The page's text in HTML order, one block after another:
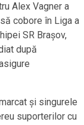
Alex Vagner a
cobore în Liga a
SR Brașov,
după
și singurele
suporterilor cu